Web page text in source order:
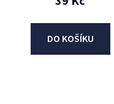
DO KOŠÍKU